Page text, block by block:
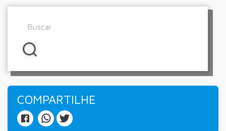
COMPARTILHE